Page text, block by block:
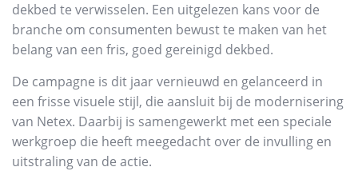
dekbed te verwisselen. Een uitgelezen kans voor de
branche om consumenten bewust te maken van het
belang van een fris, goed gereinigd dekbed.
De campagne is dit jaar vernieuwd en gelanceerd in
een frisse visuele stijl, die aansluit bij de modernisering
van Netex. Daarbij is samengewerkt met een speciale
werkgroep die heeft meegedacht over de invulling en
uitstraling van de actie.